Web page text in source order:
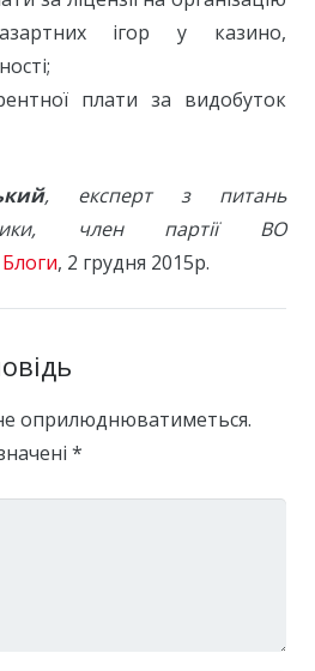
ігор у казино,
плати за видобуток
, експерт з питань
член партії ВО
Блоги, 2 грудня 2015р.
оприлюднюватиметься.
*